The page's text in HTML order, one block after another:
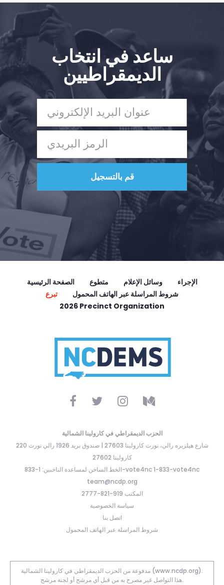
ساعد في انتخاب
الديمقراطيين
الصفحة الرئيسية متطوع وسائل الإعلام
الإجراء
تبرع
شروط المراسلة عبر الهاتف المحمول
2026 Precinct Organization
الحزب الديمقراطي في كارولينا الشمالية
220 شارع هيلزبره رالي، نورث كارولينا 27603 | صندوق بريد 1926 رالي نورث
كارولينا 27602
الخط الساخن لمساعدة الناخبين: 1-833-vote4nc 1-833-vote4nc
team@ncdp.org
المكتب 919-821-2777
سياسة الخصوصية
اتصل بنا
شروط المراسلة عبر الهاتف المحمول
مدفوعة من الحزب الديمقراطي في كارولينا الشمالية (www.ncdp.org).
هذا التواصل غير مصرح به من قبل أي مرشح أو لجنة مرشح.